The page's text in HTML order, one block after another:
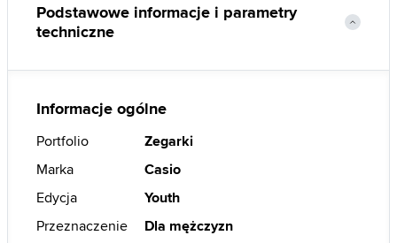
Podstawowe informacje i parametry
techniczne
Informacje ogólne
Portfolio
Zegarki
Marka
Casio
Edycja
Youth
Przeznaczenie
Dla mężczyzn